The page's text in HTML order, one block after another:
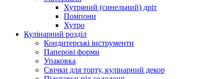
Хутряний (синельний) дріт
Помпони
Хутро
Кулінарний розділ
Кондитерські інструменти
Паперові форми
Упаковка
Свічки для торту, кулінарний декор